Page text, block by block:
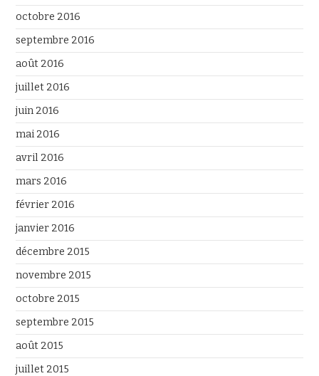
octobre 2016
septembre 2016
août 2016
juillet 2016
juin 2016
mai 2016
avril 2016
mars 2016
février 2016
janvier 2016
décembre 2015
novembre 2015
octobre 2015
septembre 2015
août 2015
juillet 2015